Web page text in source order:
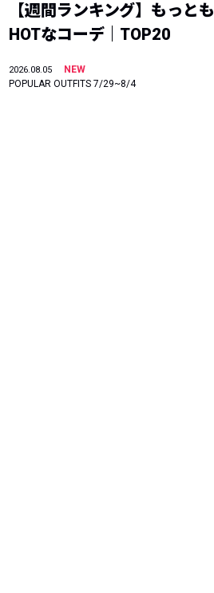
【週間ランキング】もっとも
HOTなコーデ｜TOP20
2026.08.05
NEW
POPULAR OUTFITS 7/29~8/4